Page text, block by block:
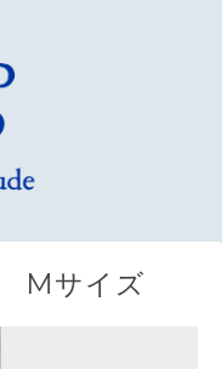
Mサイズ